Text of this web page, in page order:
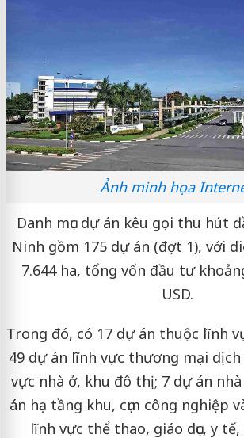
Ảnh minh họa
Danh mục dự án kêu gọi thu hút
Ninh gồm 175 dự án (đợt 1), với
7.644 ha, tổng vốn đầu tư
USD.
Trong đó, có 17 dự án thuộc lĩnh
49 dự án lĩnh vực thương mại dịch
vực nhà ở, khu đô thị; 7 dự án
án hạ tầng khu, cụm công nghiệp
lĩnh vực thể thao, giáo dục, y